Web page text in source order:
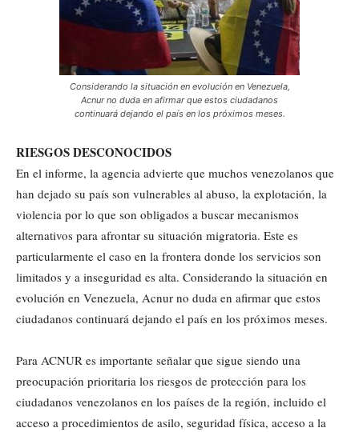
Considerando la situación en evolución en Venezuela,
Acnur no duda en afirmar que estos ciudadanos
continuará dejando el país en los próximos meses.
RIESGOS DESCONOCIDOS
En el informe, la agencia advierte que muchos venezolanos que
han dejado su país son vulnerables al abuso, la explotación, la
violencia por lo que son obligados a buscar mecanismos
alternativos para afrontar su situación migratoria. Este es
particularmente el caso en la frontera donde los servicios son
limitados y a inseguridad es alta. Considerando la situación en
evolución en Venezuela, Acnur no duda en afirmar que estos
ciudadanos continuará dejando el país en los próximos meses.
Para ACNUR es importante señalar que sigue siendo una
preocupación prioritaria los riesgos de protección para los
ciudadanos venezolanos en los países de la región, incluido el
acceso a procedimientos de asilo, seguridad física, acceso a la